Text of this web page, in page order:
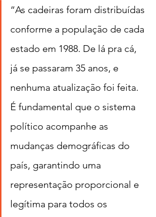
“As cadeiras foram distribuídas
conforme a população de cada
estado em 1988. De lá pra cá,
já se passaram 35 anos, e
nenhuma atualização foi feita.
É fundamental que o sistema
político acompanhe as
mudanças demográficas do
país, garantindo uma
representação proporcional e
legítima para todos os